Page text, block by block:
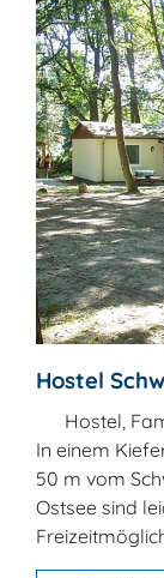
Hostel
Hostel,
In einem
50 m vom
Ostsee sind